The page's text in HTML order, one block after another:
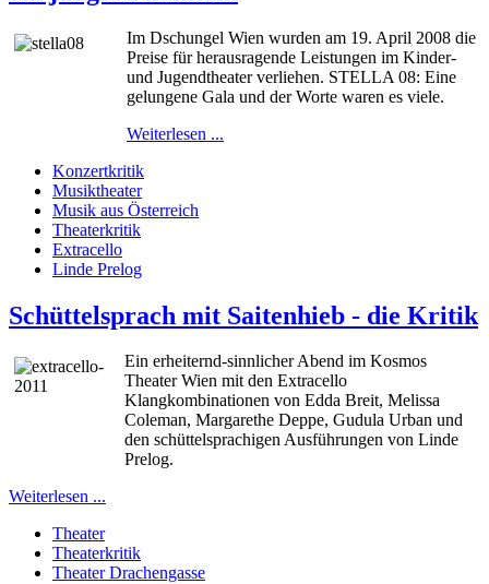
Im Dschungel Wien wurden am 19. April 2008 die
Preise für herausragende Leistungen im Kinder-
und Jugendtheater verliehen. STELLA 08: Eine
gelungene Gala und der Worte waren es viele.
Weiterlesen ...
Konzertkritik
Musiktheater
Musik aus Österreich
Theaterkritik
Extracello
Linde Prelog
Schüttelsprach mit Saitenhieb - die Kritik
Ein erheiternd-sinnlicher Abend im Kosmos
Theater Wien mit den Extracello
Klangkombinationen von Edda Breit, Melissa
Coleman, Margarethe Deppe, Gudula Urban und
den schüttelsprachigen Ausführungen von Linde
Prelog.
Weiterlesen ...
Theater
Theaterkritik
Theater Drachengasse